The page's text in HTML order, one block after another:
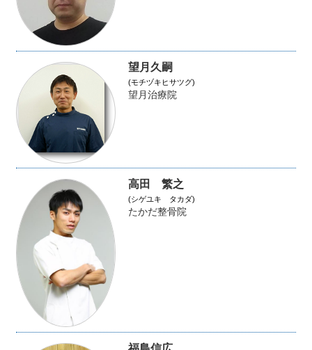
望月久嗣
(モチヅキヒサツグ)
望月治療院
高田 繁之
(シゲユキ タカダ)
たかだ整骨院